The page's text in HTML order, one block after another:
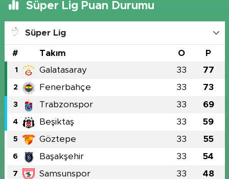
Süper Lig Puan Durumu
Süper Lig
# Takım O P
1 Galatasaray 33 77
2 Fenerbahçe 33 73
3 Trabzonspor 33 69
4 Beşiktaş 33 59
5 Göztepe 33 55
6 Başakşehir 33 54
7 Samsunspor 33 48